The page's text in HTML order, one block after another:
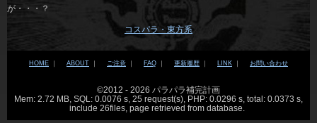
が・・・？
コスパラ・東方系
HOME ｜ ABOUT ｜ ご注意 ｜ FAQ ｜ 更新履歴 ｜ LINK ｜ お問い合わせ
©2012 - 2026 パラパラ補完計画
Mem: 2.72 MB, SQL: 0.0076 s, 25 request(s), PHP: 0.0296 s, total: 0.0373 s,
include 26files, page retrieved from database.